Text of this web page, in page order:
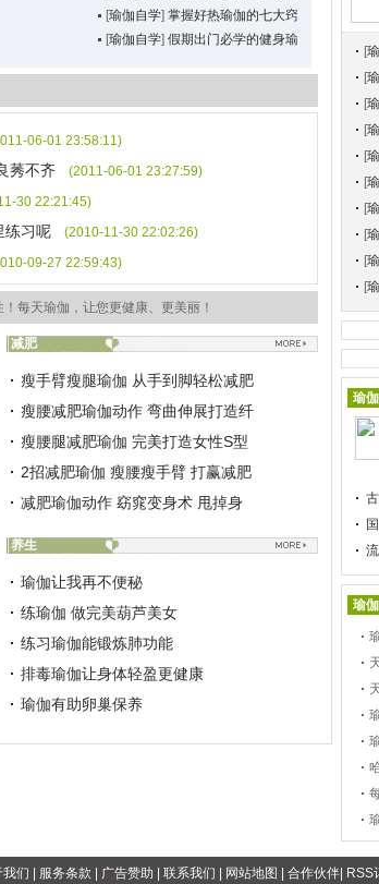
[瑜伽自学] 掌握好热瑜伽的七大窍门
[瑜伽自学] 假期出门必学的健身瑜伽 驱走疲劳
06-01 23:58:11)
莠不齐 (2011-06-01 23:27:59)
30 22:21:45)
练习呢 (2010-11-30 22:02:26)
09-27 22:59:43)
每天瑜伽，让您更健康、更美丽！
减肥
瘦手臂瘦腿瑜伽 从手到脚轻松减肥
瘦腰减肥瑜伽动作 弯曲伸展打造纤
瘦腰腿减肥瑜伽 完美打造女性S型
2招减肥瑜伽 瘦腰瘦手臂 打赢减肥
减肥瑜伽动作 窈窕变身术 甩掉身
养生
瑜伽让我再不便秘
练瑜伽 做完美葫芦美女
练习瑜伽能锻炼肺功能
排毒瑜伽让身体轻盈更健康
瑜伽有助卵巢保养
[
[
[
[
[
[
[
[
[
[
瑜
瑜
我们 服务条款 广告赞助 联系我们 网站地图 合作伙伴| RSS